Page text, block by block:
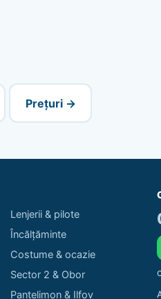
Prețuri →
Lenjerii & pilote
Încălțăminte
Costume & ocazie
Sector 2 & Obor
Pantelimon & Ilfov